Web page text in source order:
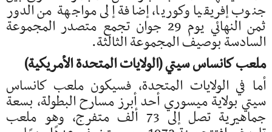
جنوب إفريقيا وكوريا، إضافة إلى مواجهة من الدور
ثمن النهائي يوم 29 جوان تجمع متصدر المجموعة
السادسة بوصيف المجموعة الثالثة.
ملعب كانساس سيتي (الولايات المتحدة الأمريكية)
أما في الولايات المتحدة، فسيكون ملعب كانساس
سيتي بولاية ميسوري أحد أبرز مسارح البطولة، بسعة
جماهيرية تصل إلى 73 ألف متفرج، وهو ملعب